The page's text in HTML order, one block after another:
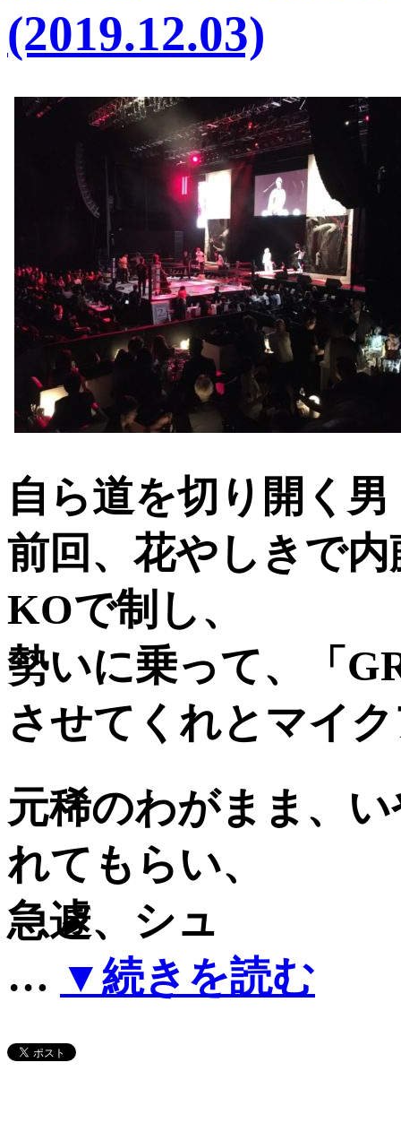
(2019.12.03)
自ら道を切り開く
前回、花やしきで
KOで制し、
勢いに乗って、「
させてくれとマイ
元稀のわがまま、
れてもらい、
急遽、シュ
… ▼続きを読む